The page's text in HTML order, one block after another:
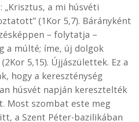
„Krisztus, a mi húsvéti
(1Kor 5,7). Bárányként
– folytatja –
a múlté; íme, új dolgok
5,15). Újjászülettek. Ez a
hogy a kereszténység
húsvét napján keresztelték
Most szombat este meg
a Szent Péter-bazilikában